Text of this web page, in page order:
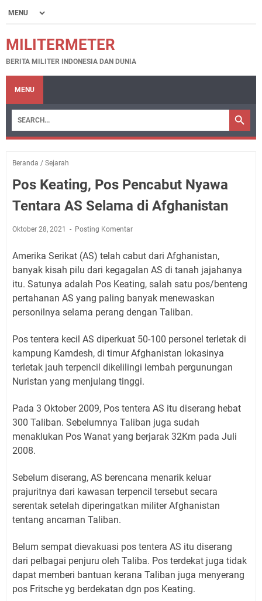
MILITERMETER
BERITA MILITER INDONESIA DAN DUNIA
MENU
Beranda / Sejarah
Pos Keating, Pos Pencabut Nyawa
Tentara AS Selama di Afghanistan
Oktober 28, 2021 Posting Komentar
Amerika Serikat (AS) telah cabut dari Afghanistan,
banyak kisah pilu dari kegagalan AS di tanah jajahanya
itu. Satunya adalah Pos Keating, salah satu pos/benteng
pertahanan AS yang paling banyak menewaskan
personilnya selama perang dengan Taliban.
Pos tentera kecil AS diperkuat 50-100 personel terletak di
kampung Kamdesh, di timur Afghanistan lokasinya
terletak jauh terpencil dikelilingi lembah pergunungan
Nuristan yang menjulang tinggi.
Pada 3 Oktober 2009, Pos tentera AS itu diserang hebat
300 Taliban. Sebelumnya Taliban juga sudah
menaklukan Pos Wanat yang berjarak 32Km pada Juli
2008.
Sebelum diserang, AS berencana menarik keluar
prajuritnya dari kawasan terpencil tersebut secara
serentak setelah diperingatkan militer Afghanistan
tentang ancaman Taliban.
Belum sempat dievakuasi pos tentera AS itu diserang
dari pelbagai penjuru oleh Taliba. Pos terdekat juga tidak
dapat memberi bantuan kerana Taliban juga menyerang
pos Fritsche yg berdekatan dgn pos Keating.